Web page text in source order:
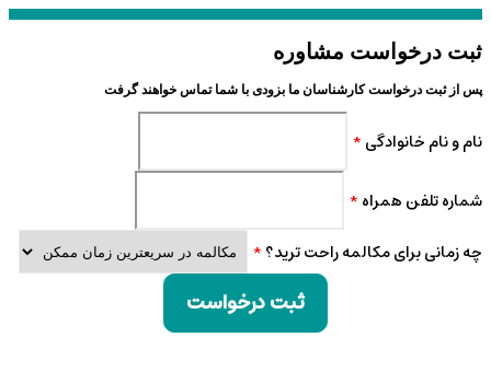
ثبت درخواست مشاوره
پس از ثبت درخواست کارشناسان ما بزودی با شما تماس خواهند گرفت
نام و نام خانوادگی *
شماره تلفن همراه *
چه زمانی برای مکالمه راحت ترید؟ *
ثبت درخواست